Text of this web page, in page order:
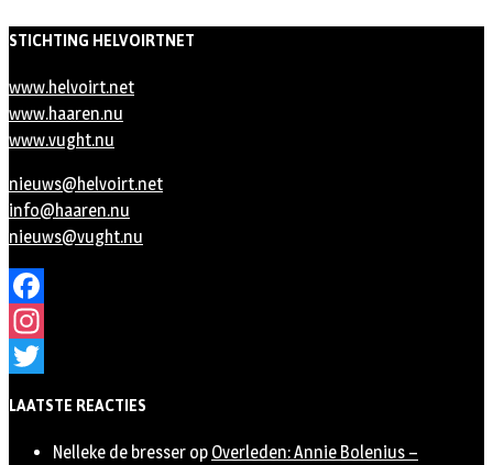
STICHTING HELVOIRTNET
www.helvoirt.net
www.haaren.nu
www.vught.nu
nieuws@helvoirt.net
info@haaren.nu
nieuws@vught.nu
Facebook
Instagram
LAATSTE REACTIES
Nelleke de bresser op Overleden: Annie Bolenius –